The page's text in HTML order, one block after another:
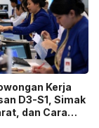
Kerja
D3-S1, Simak
dan Cara